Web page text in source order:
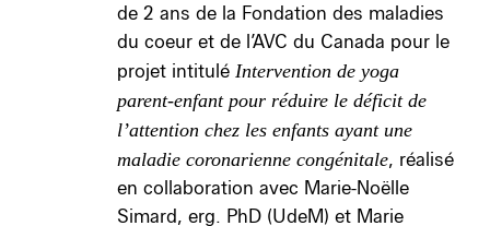
de 2 ans de la Fondation des maladies
du coeur et de l’AVC du Canada pour le
projet intitulé Intervention de yoga
parent-enfant pour réduire le déficit de
l’attention chez les enfants ayant une
maladie coronarienne congénitale, réalisé
en collaboration avec Marie-Noëlle
Simard, erg. PhD (UdeM) et Marie